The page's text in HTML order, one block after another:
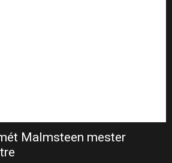
Malmsteen mester